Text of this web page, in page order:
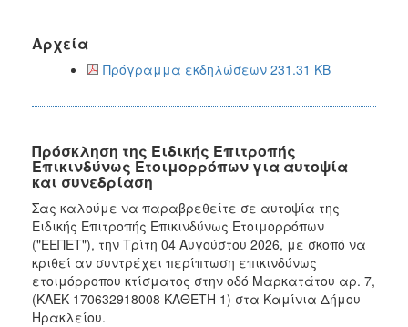
Αρχεία
Πρόγραμμα εκδηλώσεων 231.31 KB
Πρόσκληση της Ειδικής Επιτροπής
Επικινδύνως Ετοιμορρόπων για αυτοψία
και συνεδρίαση
Σας καλούμε να παραβρεθείτε σε αυτοψία της
Ειδικής Επιτροπής Επικινδύνως Ετοιμορρόπων
("ΕΕΠΕΤ"), την Τρίτη 04 Αυγούστου 2026, με σκοπό να
κριθεί αν συντρέχει περίπτωση επικινδύνως
ετοιμόρροπου κτίσματος στην οδό Μαρκατάτου αρ. 7,
(ΚΑΕΚ 170632918008 ΚΑΘΕΤΗ 1) στα Καμίνια Δήμου
Ηρακλείου.